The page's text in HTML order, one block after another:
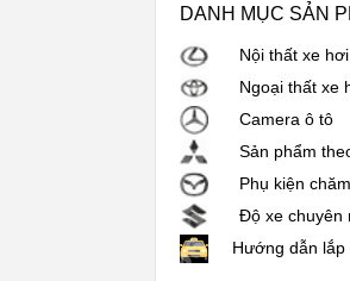
DANH MỤC SẢN
Nội thất xe hơi
Ngoại thất xe
Camera ô tô
Sản phẩm
Phụ kiện
Độ xe chuyên
Hướng dẫn lắp